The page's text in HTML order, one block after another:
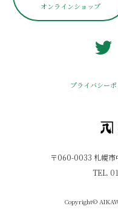
〒060-0033 札幌市
TEL.
オンラインショップ
プライバシー
Copyright©